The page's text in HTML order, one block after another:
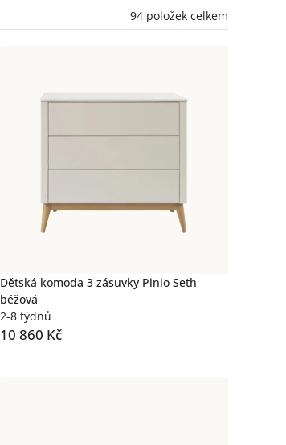
94 položek celkem
Dětská komoda 3 zásuvky Pinio Seth
béžová
2-8 týdnů
10 860 Kč